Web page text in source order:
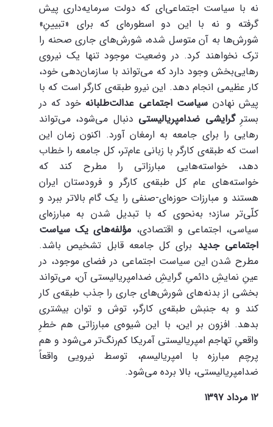
نه با سیاست اجتماعی‌ای که دولت سرمایه‌داری پیش
گرفته و نه با این دو اسطوره‌ای که برای «تبیینِ»
شورش‌ها به آن متوسل شده، شورش‌های جاری صحنه را
ترک نخواهند کرد. در وضعیت موجود تنها یک نیروی
رهایی‌بخش وجود دارد که می‌تواند با سازمان‌دهی خود،
کار عظیمی انجام دهد. این نیرو طبقه‌ی کارگر است که با
پیش نهادن سیاست اجتماعی عدالت‌طلبانه خود که در
بسترِگرایشی ضدامپریالیستی دنبال می‌شود، می‌تواند
رهایی را برای جامعه به ارمغان آورد. اکنون زمان این
است که طبقه‌ی کارگر با زبانی عام‌تر، کل جامعه را خطاب
دهد، خواسته‌هایی مبارزاتی را مطرح کند که
خواسته‌های عام کل طبقه‌ی کارگر و فرودستان ایران
هستند و مبارزات حوزه‌ای-صنفی را یک گام بالاتر ببرد و
کلّی‌تر سازد؛ به‌نحوی که با تبدیل شدن به مبارزه‌ای
سیاسی، اجتماعی و اقتصادی، مؤلفه‌های یک سیاست
اجتماعی جدید برای کل جامعه قابل تشخیص باشد.
مطرح شدن این سیاست اجتماعی در فضای موجود، در
عینِ نمایشِ دائمیِ گرایشِ ضدامپریالیستی آن، می‌تواند
بخشی از بدنه‌های شورش‌های جاری را جذب طبقه‌ی کار
کند و به جنبش طبقه‌ی کارگر، توش و توان بیشتری
بدهد. افزون بر این، با این شیوه‌ی مبارزاتی هم خطرِ
واقعیِ تهاجم امپریالیستی آمریکا کم‌رنگ‌تر می‌شود و هم
پرچم مبارزه با امپریالیسم، توسط نیرویی واقعاً
ضدامپریالیستی، بالا برده می‌شود.
۱۲ مرداد ۱۳۹۷